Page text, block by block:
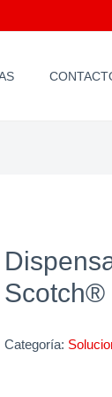
Scotch®
Categoría: